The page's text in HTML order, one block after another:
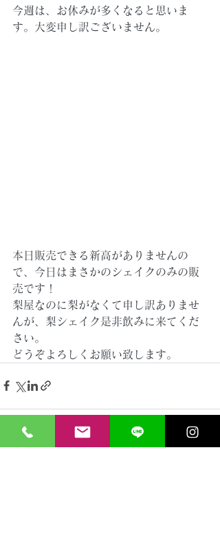
今週は、お休みが多くなると思いま
す。大変申し訳ございません。
本日販売できる新高がありませんの
で、今日はまさかのシェイクのみの販
売です！
梨屋なのに梨がなくて申し訳ありませ
んが、梨シェイク是非飲みに来てくだ
さい。
どうぞよろしくお願い致します。